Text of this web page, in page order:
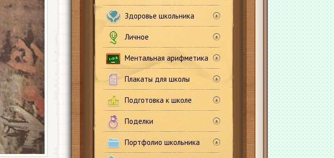
Здоровье школьника
Личное
Ментальная арифметика
Плакаты для школы
Подготовка к школе
Поделки
Портфолио школьника